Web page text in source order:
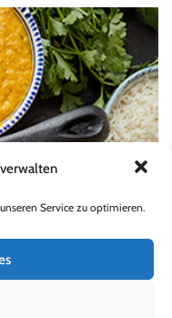
Service zu optimieren.